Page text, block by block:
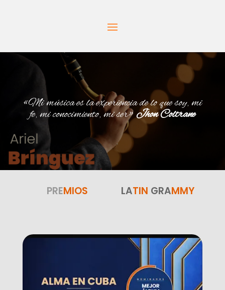
«Mi música es la experiencia de lo que soy, mi
fe, mi conocimiento, mi ser»Jhon Coltrane
PREMIOS LATIN GRAMMY